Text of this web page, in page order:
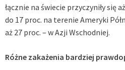
łącznie na świecie przyczyniły się
do 17 proc. na terenie Ameryki
aż 27 proc. – w Azji Wschodniej.
Różne zakażenia bardziej